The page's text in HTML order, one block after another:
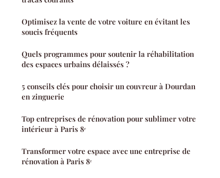
Optimisez la vente de votre voiture en évitant les
soucis fréquents
Quels programmes pour soutenir la réhabilitation
des espaces urbains délaissés ?
5 conseils clés pour choisir un couvreur à Dourdan
en zinguerie
Top entreprises de rénovation pour sublimer votre
intérieur à Paris 8ᵉ
Transformer votre espace avec une entreprise de
rénovation à Paris 8ᵉ